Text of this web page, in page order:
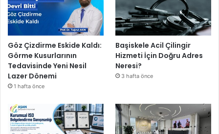
Göz Çizdirme Eskide Kaldı:
Görme Kusurlarının
Tedavisinde Yeni Nesil
Lazer Dönemi
1 hafta önce
Başiskele Acil Çilingir
Hizmeti İçin Doğru Adres
Neresi?
3 hafta önce